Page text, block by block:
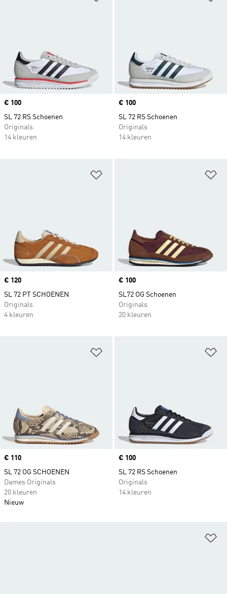
Price
€ 100
SL 72 RS Schoenen
Originals
14 kleuren
Price
€ 100
SL 72 RS Schoenen
Originals
14 kleuren
Price
€ 120
SL 72 PT SCHOENEN
Originals
4 kleuren
Price
€ 100
SL72 OG Schoenen
Originals
20 kleuren
Price
€ 110
SL 72 OG SCHOENEN
Dames Originals
20 kleuren
Nieuw
Price
€ 100
SL 72 RS Schoenen
Originals
14 kleuren